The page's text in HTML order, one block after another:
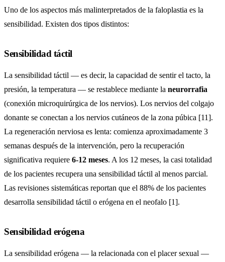
Uno de los aspectos más malinterpretados de la faloplastia es la
sensibilidad. Existen dos tipos distintos:
Sensibilidad táctil
La sensibilidad táctil — es decir, la capacidad de sentir el tacto, la
presión, la temperatura — se restablece mediante la neurorrafia
(conexión microquirúrgica de los nervios). Los nervios del colgajo
donante se conectan a los nervios cutáneos de la zona púbica [11].
La regeneración nerviosa es lenta: comienza aproximadamente 3
semanas después de la intervención, pero la recuperación
significativa requiere 6-12 meses. A los 12 meses, la casi totalidad
de los pacientes recupera una sensibilidad táctil al menos parcial.
Las revisiones sistemáticas reportan que el 88% de los pacientes
desarrolla sensibilidad táctil o erógena en el neofalo [1].
Sensibilidad erógena
La sensibilidad erógena — la relacionada con el placer sexual —